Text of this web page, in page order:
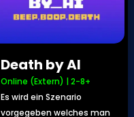
Death by AI
Online (Extern) | 2-8+
Es wird ein Szenario
vorgegeben welches man